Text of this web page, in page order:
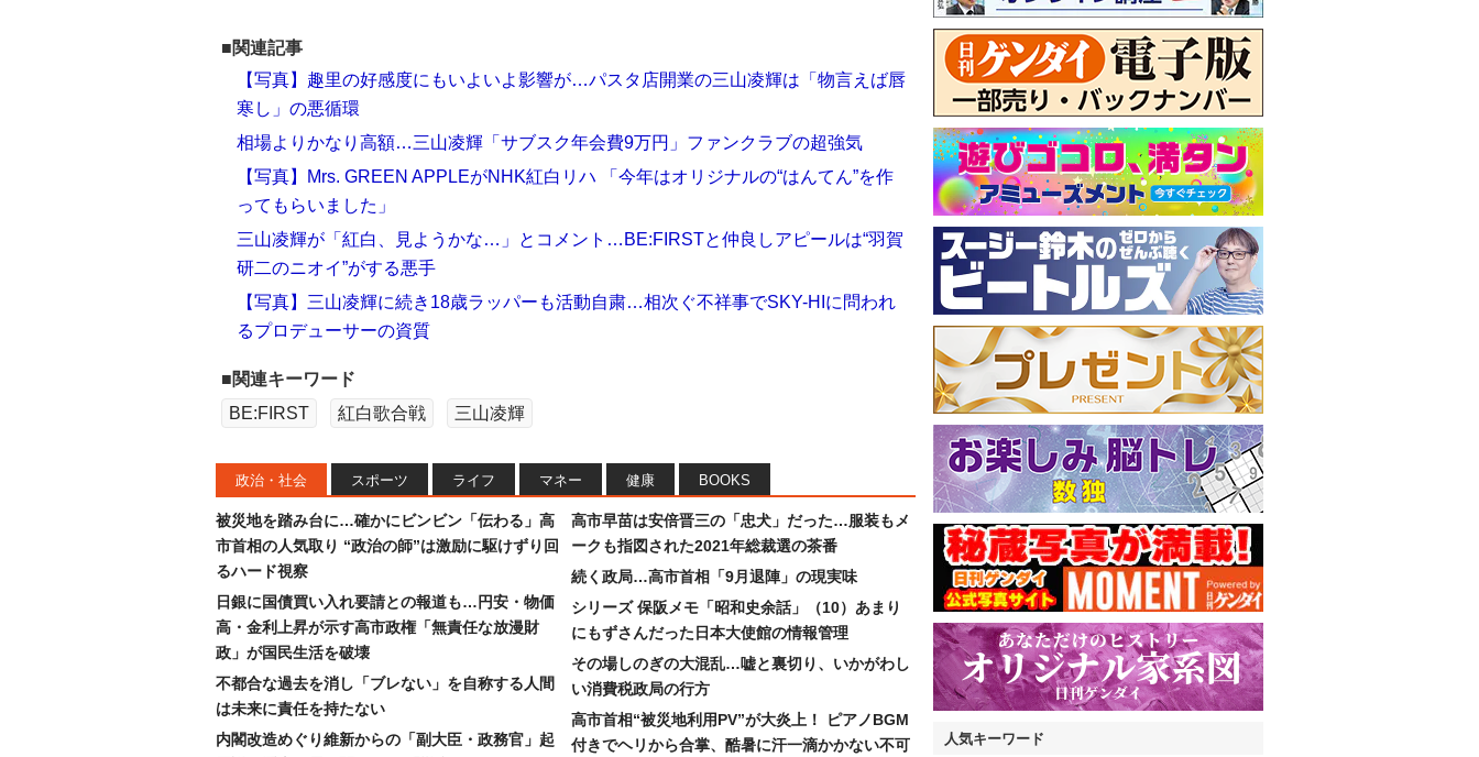
■関連記事
【写真】趣里の好感度にもいよいよ影響が…パスタ店開業の三山凌輝は「物言えば唇
寒し」の悪循環
相場よりかなり高額…三山凌輝「サブスク年会費9万円」ファンクラブの超強気
【写真】Mrs. GREEN APPLEがNHK紅白リハ 「今年はオリジナルの“はんてん”を作
ってもらいました」
三山凌輝が「紅白、見ようかな…」とコメント…BE:FIRSTと仲良しアピールは“羽賀
研二のニオイ”がする悪手
【写真】三山凌輝に続き18歳ラッパーも活動自粛…相次ぐ不祥事でSKY-HIに問われ
るプロデューサーの資質
■関連キーワード
BE:FIRST
紅白歌合戦 三山凌輝
政治・社会 スポーツ ライフ マネー 健康 BOOKS
被災地を踏み台に…確かにビンビン「伝わる」高
市首相の人気取り “政治の師”は激励に駆けずり回
るハード視察
日銀に国債買い入れ要請との報道も…円安・物価
高・金利上昇が示す高市政権「無責任な放漫財
政」が国民生活を破壊
不都合な過去を消し「ブレない」を自称する人間
は未来に責任を持たない
内閣改造めぐり維新からの「副大臣・政務官」起
高市早苗は安倍晋三の「忠犬」だった…服装もメ
ークも指図された2021年総裁選の茶番
続く政局…高市首相「9月退陣」の現実味
シリーズ 保阪メモ「昭和史余話」（10）あまり
にもずさんだった日本大使館の情報管理
その場しのぎの大混乱…嘘と裏切り、いかがわし
い消費税政局の行方
高市首相“被災地利用PV”が大炎上！ ピアノBGM
付きでヘリから合掌、酷暑に汗一滴かかない不可
人気キーワード